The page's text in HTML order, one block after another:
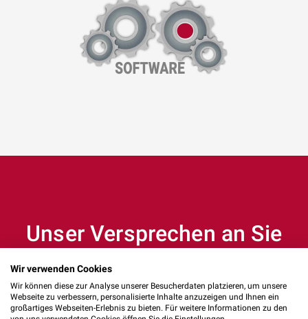
Unser Versprechen an Sie
Wir verwenden Cookies
Wir können diese zur Analyse unserer Besucherdaten platzieren, um unsere
Webseite zu verbessern, personalisierte Inhalte anzuzeigen und Ihnen ein
großartiges Webseiten-Erlebnis zu bieten. Für weitere Informationen zu den